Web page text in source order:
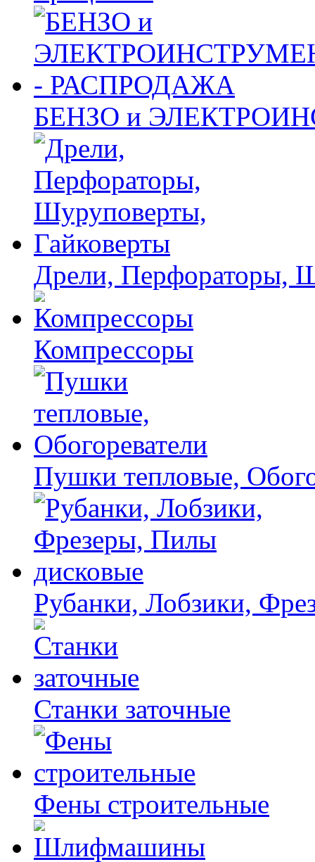
БЕНЗО и
Дрели, Перфораторы,
Компрессоры
Пушки тепловые,
Рубанки, Лобзики,
Станки заточные
Фены строительные